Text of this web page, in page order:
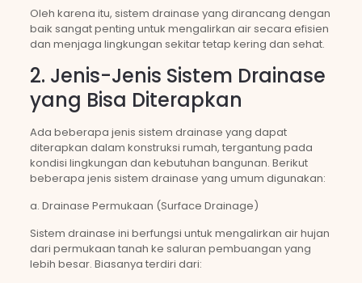
Oleh karena itu, sistem drainase yang dirancang dengan
baik sangat penting untuk mengalirkan air secara efisien
dan menjaga lingkungan sekitar tetap kering dan sehat.
2. Jenis-Jenis Sistem Drainase
yang Bisa Diterapkan
Ada beberapa jenis sistem drainase yang dapat
diterapkan dalam konstruksi rumah, tergantung pada
kondisi lingkungan dan kebutuhan bangunan. Berikut
beberapa jenis sistem drainase yang umum digunakan:
a. Drainase Permukaan (Surface Drainage)
Sistem drainase ini berfungsi untuk mengalirkan air hujan
dari permukaan tanah ke saluran pembuangan yang
lebih besar. Biasanya terdiri dari: